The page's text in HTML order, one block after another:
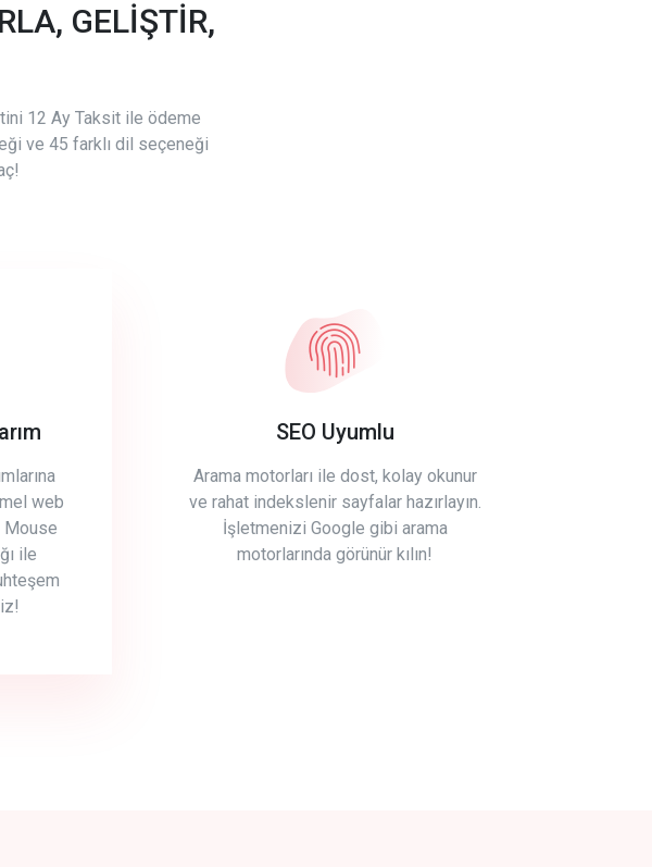
GELİŞTİR,
12 Ay Taksit ile ödeme
ve 45 farklı dil seçeneği
web
Mouse
ile
SEO Uyumlu
Arama motorları ile dost, kolay okunur
ve rahat indekslenir sayfalar hazırlayın.
İşletmenizi Google gibi arama
motorlarında görünür kılın!